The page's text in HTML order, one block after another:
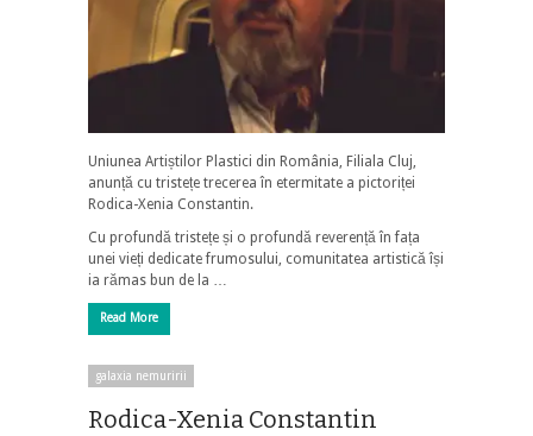
Uniunea Artiștilor Plastici din România, Filiala Cluj,
anunță cu tristețe trecerea în etermitate a pictoriței
Rodica-Xenia Constantin.
Cu profundă tristețe și o profundă reverență în fața
unei vieți dedicate frumosului, comunitatea artistică își
ia rămas bun de la …
Read More
galaxia nemuririi
Rodica-Xenia Constantin